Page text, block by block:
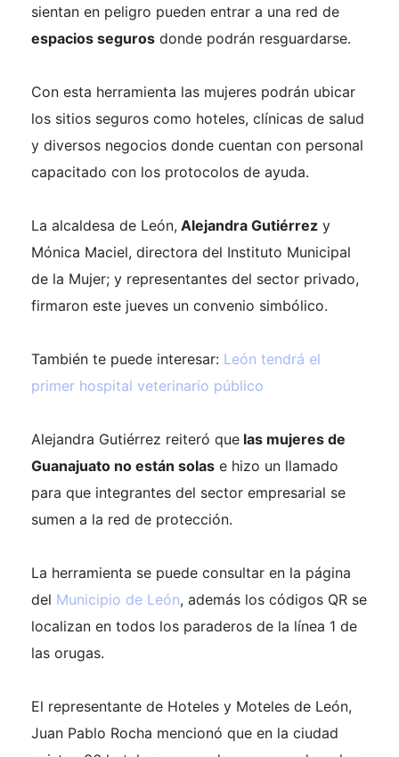
sientan en peligro pueden entrar a una red de
espacios seguros donde podrán resguardarse.
Con esta herramienta las mujeres podrán ubicar
los sitios seguros como hoteles, clínicas de salud
y diversos negocios donde cuentan con personal
capacitado con los protocolos de ayuda.
La alcaldesa de León, Alejandra Gutiérrez y
Mónica Maciel, directora del Instituto Municipal
de la Mujer; y representantes del sector privado,
firmaron este jueves un convenio simbólico.
También te puede interesar: León tendrá el
primer hospital veterinario público
Alejandra Gutiérrez reiteró que las mujeres de
Guanajuato no están solas e hizo un llamado
para que integrantes del sector empresarial se
sumen a la red de protección.
La herramienta se puede consultar en la página
del Municipio de León, además los códigos QR se
localizan en todos los paraderos de la línea 1 de
las orugas.
El representante de Hoteles y Moteles de León,
Juan Pablo Rocha mencionó que en la ciudad